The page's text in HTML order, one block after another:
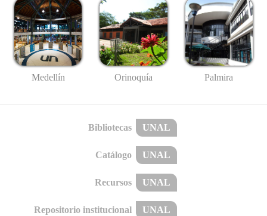
Medellín Orinoquía Palmira
Bibliotecas UNAL
Catálogo UNAL
Recursos UNAL
Repositorio institucional UNAL